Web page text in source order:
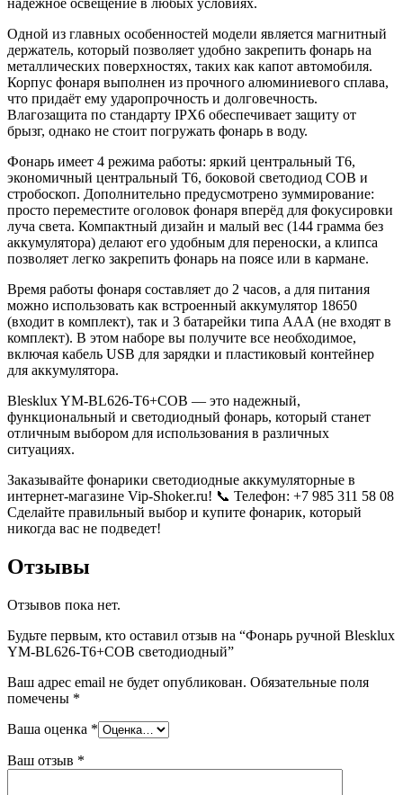
надежное освещение в любых условиях.
Одной из главных особенностей модели является магнитный
держатель, который позволяет удобно закрепить фонарь на
металлических поверхностях, таких как капот автомобиля.
Корпус фонаря выполнен из прочного алюминиевого сплава,
что придаёт ему ударопрочность и долговечность.
Влагозащита по стандарту IPX6 обеспечивает защиту от
брызг, однако не стоит погружать фонарь в воду.
Фонарь имеет 4 режима работы: яркий центральный T6,
экономичный центральный T6, боковой светодиод COB и
стробоскоп. Дополнительно предусмотрено зуммирование:
просто переместите оголовок фонаря вперёд для фокусировки
луча света. Компактный дизайн и малый вес (144 грамма без
аккумулятора) делают его удобным для переноски, а клипса
позволяет легко закрепить фонарь на поясе или в кармане.
Время работы фонаря составляет до 2 часов, а для питания
можно использовать как встроенный аккумулятор 18650
(входит в комплект), так и 3 батарейки типа AAA (не входят в
комплект). В этом наборе вы получите все необходимое,
включая кабель USB для зарядки и пластиковый контейнер
для аккумулятора.
Blesklux YM-BL626-T6+COB — это надежный,
функциональный и светодиодный фонарь, который станет
отличным выбором для использования в различных
ситуациях.
Заказывайте фонарики светодиодные аккумуляторные в
интернет-магазине Vip-Shoker.ru! 📞 Телефон: +7 985 311 58 08
Сделайте правильный выбор и купите фонарик, который
никогда вас не подведет!
Отзывы
Отзывов пока нет.
Будьте первым, кто оставил отзыв на “Фонарь ручной Blesklux
YM-BL626-T6+COB светодиодный”
Ваш адрес email не будет опубликован. Обязательные поля
помечены *
Ваша оценка *
Ваш отзыв *